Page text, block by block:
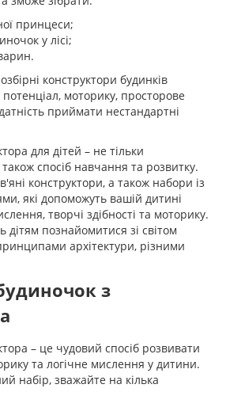
принцеси;
у лісі;
конструктори будинків
моторику, просторове
приймати нестандартні
для дітей – не тільки
спосіб навчання та розвитку.
конструктори, а також набори із
які допоможуть вашій дитині
творчі здібності та моторику.
дітям познайомитися зі світом
архітектури, різними
з
– це чудовий спосіб розвивати
та логічне мислення у дитини.
набір, зважайте на кілька